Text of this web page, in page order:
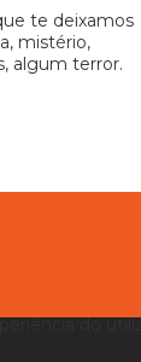
te deixamos
mistério,
algum terror.
do